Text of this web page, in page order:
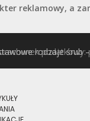
reklamowy, a
podatkowy:
rodzaje śrub